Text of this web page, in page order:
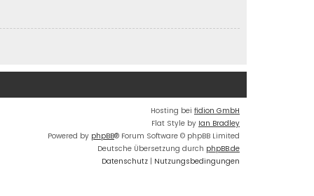
Hosting bei fidion GmbH
Flat Style by Ian Bradley
Powered by phpBB® Forum Software © phpBB Limited
Deutsche Übersetzung durch phpBB.de
Datenschutz | Nutzungsbedingungen